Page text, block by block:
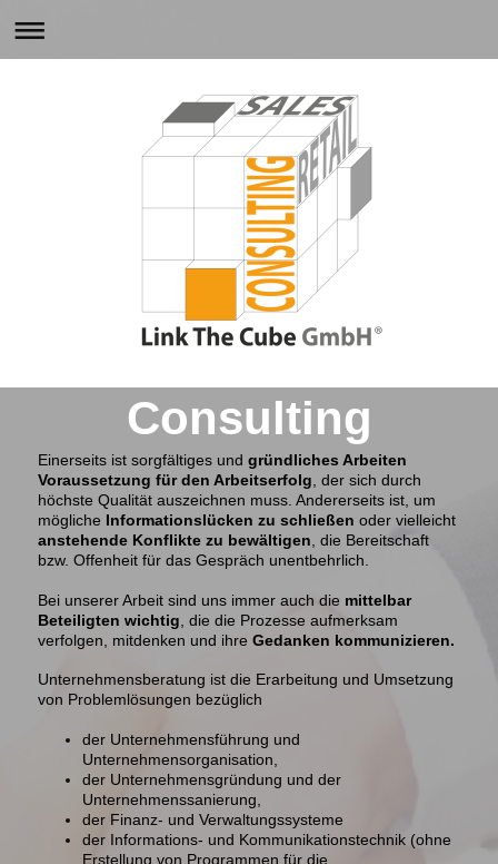
Consulting
Einerseits ist sorgfältiges und gründliches Arbeiten
Voraussetzung für den Arbeitserfolg , der sich durch
höchste Qualität auszeichnen muss. Andererseits ist, um
mögliche Informationslücken zu schließen oder vielleicht
anstehende Konflikte zu bewältigen , die Bereitschaft
bzw. Offenheit für das Gespräch unentbehrlich.
Bei unserer Arbeit sind uns immer auch die mittelbar
Beteiligten wichtig , die die Prozesse aufmerksam
verfolgen, mitdenken und ihre Gedanken kommunizieren.
Unternehmensberatung ist die Erarbeitung und Umsetzung
von Problemlösungen bezüglich
der Unternehmensführung und
Unternehmensorganisation,
der Unternehmensgründung und der
Unternehmenssanierung,
der Finanz- und Verwaltungssysteme
der Informations- und Kommunikationstechnik (ohne
Erstellung von Programmen für die